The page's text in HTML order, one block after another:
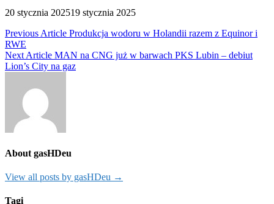
20 stycznia 202519 stycznia 2025
Nawigacja
wpisu
Previous Article Produkcja wodoru w Holandii razem z Equinor i
RWE
Next Article MAN na CNG już w barwach PKS Lubin – debiut
Lion’s City na gaz
About gasHDeu
View all posts by gasHDeu →
Tagi